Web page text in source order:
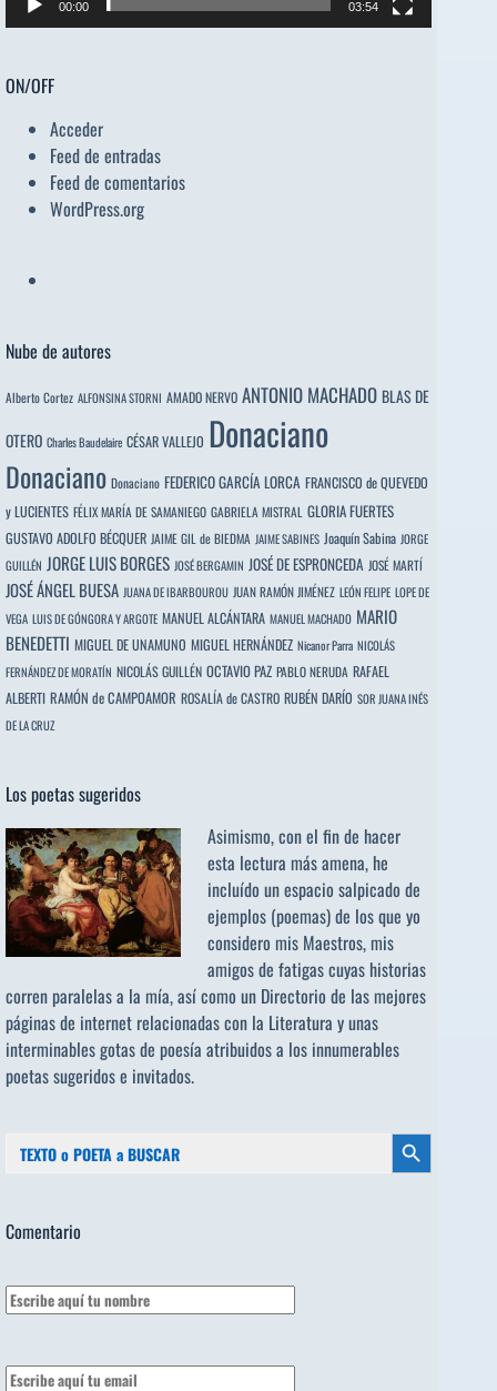
00:00 03:54
ON/OFF
Acceder
Feed de entradas
Feed de comentarios
WordPress.org
Nube de autores
Alberto Cortez ALFONSINA STORNI AMADO NERVO ANTONIO MACHADO BLAS DE
OTERO Charles Baudelaire CÉSAR VALLEJO Donaciano
Donaciano Donaciano FEDERICO GARCÍA LORCA FRANCISCO de QUEVEDO
y LUCIENTES FÉLIX MARÍA DE SAMANIEGO GABRIELA MISTRAL GLORIA FUERTES
GUSTAVO ADOLFO BÉCQUER JAIME GIL de BIEDMA JAIME SABINES Joaquín Sabina JORGE
GUILLÉN JORGE LUIS BORGES JOSÉ BERGAMIN JOSÉ DE ESPRONCEDA JOSÉ MARTÍ
JOSÉ ÁNGEL BUESA JUANA DE IBARBOUROU JUAN RAMÓN JIMÉNEZ LEÓN FELIPE LOPE DE
VEGA LUIS DE GÓNGORA Y ARGOTE MANUEL ALCÁNTARA MANUEL MACHADO MARIO
BENEDETTI MIGUEL DE UNAMUNO MIGUEL HERNÁNDEZ Nicanor Parra NICOLÁS
FERNÁNDEZ DE MORATÍN NICOLÁS GUILLÉN OCTAVIO PAZ PABLO NERUDA RAFAEL
ALBERTI RAMÓN de CAMPOAMOR ROSALÍA de CASTRO RUBÉN DARÍO SOR JUANA INÉS
DE LA CRUZ
Los poetas sugeridos
Asimismo, con el fin de hacer
esta lectura más amena, he
incluído un espacio salpicado de
ejemplos (poemas) de los que yo
considero mis Maestros, mis
amigos de fatigas cuyas historias
corren paralelas a la mía, así como un Directorio de las mejores
páginas de internet relacionadas con la Literatura y unas
interminables gotas de poesía atribuidos a los innumerables
poetas sugeridose invitados.
Botón de búsqueda
Comentario